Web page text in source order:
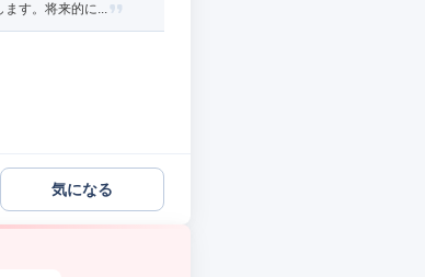
ます。将来的に...
気になる